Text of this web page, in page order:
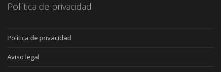
Política de privacidad
Política de privacidad
Aviso legal